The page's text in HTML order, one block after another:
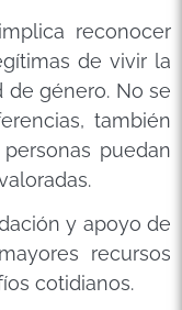
reconocer
de vivir la
de género. No se
también
puedan
y apoyo de
recursos
cotidianos.